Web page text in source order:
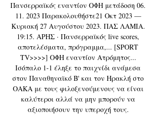
Πανσερραϊκός εναντίον ΟΦΗ μετάδοση 06.
11. 2023 Παρακολουθήστε21 Οκτ 2023 —
Κυριακή 27 Αυγούστου 2023. ΠΑΣ ΛΑΜΙΑ.
19:15. ΑΡΗΣ · Πανσερραϊκός live scores,
αποτελέσματα, πρόγραμμα,... [SPORT
TV>>>>] ΟΦΗ εναντίον Ατρόμητος...
Ισόπαλο 1-1 έληξε το παιχνίδι ανάμεσα
στον Παναθηναϊκό Β' και τον Ηρακλή στο
ΟΑΚΑ με τους φιλοξενούμενους να είναι
καλύτεροι αλλά να μην μπορούν να
αξιοποιήσουν την υπεροχή τους.